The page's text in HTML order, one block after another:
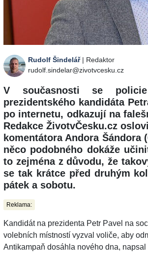
Rudolf Šindelář| Redaktor
rudolf.sindelar@zivotvcesku.cz
V současnosti se
prezidentského kandidáta
po internetu, odkazují na
Redakce ŽivotvČesku.cz
komentátora Andora
něco podobného dokáže
to zejména z důvodu, že
se tak krátce před druhým
pátek a sobotu.
Reklama:
Kandidát na prezidenta Petr Pavel na
volebních místností vyzval voliče, aby
Antikampaň dosáhla nového dna, napsal